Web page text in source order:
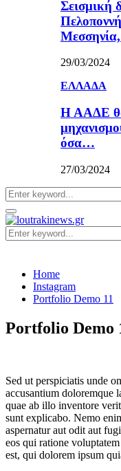
Σεισμική
29/03/2024
ΕΛΛΑΔΑ
Η ΑΑΔΕ θα
όσα…
27/03/2024
Search
for:
Primary
Menu
Search
for:
Home
Instagram
Portfolio Demo 11
Portfolio Demo
Sed ut perspiciatis unde
accusantium doloremque
quae ab illo inventore
sunt explicabo. Nemo
aspernatur aut odit aut
eos qui ratione
est, qui dolorem ipsum